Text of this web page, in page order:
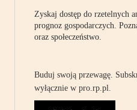
Zyskaj dostęp do rzetelnych
prognoz gospodarczych.
oraz społeczeństwo.
Buduj swoją przewagę.
wyłącznie w pro.rp.pl.